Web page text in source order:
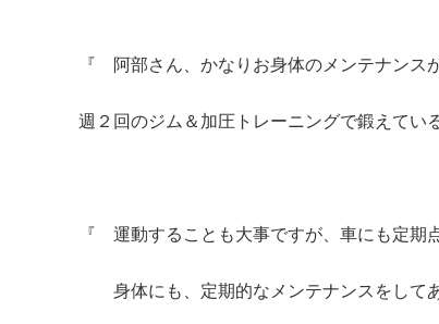
『 阿部さん、かなりお身体のメンテナンス
週２回のジム＆加圧トレーニングで鍛えてい
『 運動することも大事ですが、車にも定期
身体にも、定期的なメンテナンスをしてあ